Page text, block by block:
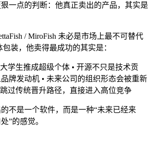
一点的判断：他真正卖出的产品，其实是
/ MiroFish 未必是市场上最不可替代
装，他卖得最成功的其实是：
学生推成超级个体 • 开源不只是技术贡
牌发动机 • 未来公司的组织形态会被重新
过传统晋升路径，直接进入高位竞争
不是一个软件，而是一种“未来已经来
”的感觉。